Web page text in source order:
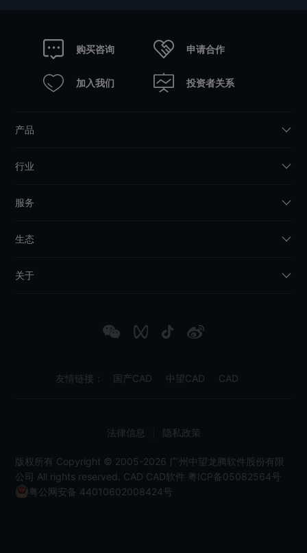
购买咨询 申请合作
加入我们 投资者关系
产品
行业
服务
生态
关于
友情链接： 国产CAD 中望CAD CAD
版权所有 Copyright © 2005-2026 广州中望龙腾软件股份有限
公司 All rights reserved.
CAD CAD软件 粤ICP备05082564号
粤公网安备 44010602008424号
法律信息 隐私政策